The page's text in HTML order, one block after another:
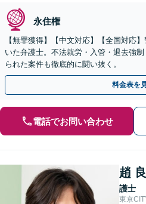
永住権
【無罪獲得】【中文対応】【全国対応
いた弁護士。不法就労・入管・退去強
られた案件も徹底的に闘い抜く。
料金表を
電話でお問い合わせ
趙 良
護士
東京